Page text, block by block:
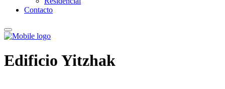
Contacto
Edificio Yitzhak